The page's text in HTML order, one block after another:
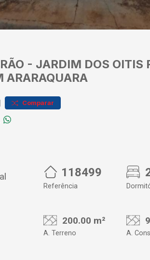
- JARDIM DOS OITIS
ARARAQUARA
Comparar
118499
Referência
200.00 m²
A. Terreno A.